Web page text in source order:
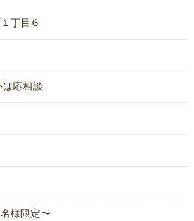
丁目６
応相談
様限定〜